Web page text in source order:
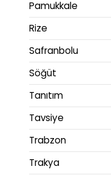
Pamukkale
Rize
Safranbolu
Söğüt
Tanıtım
Tavsiye
Trabzon
Trakya